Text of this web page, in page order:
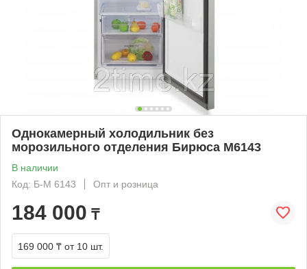
Однокамерный холодильник без
морозильного отделения Бирюса M6143
В наличии
Код: Б-М 6143
Опт и розница
184 000 ₸
169 000 ₸ от 10 шт.